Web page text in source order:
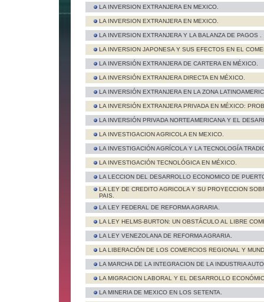
LA INVERSION EXTRANJERA EN MEXICO.
LA INVERSION EXTRANJERA EN MEXICO.
LA INVERSION EXTRANJERA Y LA BALANZA DE PAGOS .
LA INVERSION JAPONESA Y SUS EFECTOS EN EL
LA INVERSIÓN EXTRANJERA DE CARTERA EN MÉXICO.
LA INVERSIÓN EXTRANJERA DIRECTA EN MÉXICO.
LA INVERSIÓN EXTRANJERA EN LA ZONA
LA INVERSIÓN EXTRANJERA PRIVADA EN MÉXICO:
LA INVERSIÓN PRIVADA NORTEAMERICANA Y EL
LA INVESTIGACION AGRICOLA EN MEXICO.
LA INVESTIGACIÓN AGRÍCOLA Y LA TECNOLOGÍA
LA INVESTIGACIÓN TECNOLÓGICA EN MÉXICO.
LA LECCION DEL DESARROLLO ECONOMICO DE
LA LEY DE CREDITO AGRICOLA Y SU PROYECCION
PAIS.
LA LEY FEDERAL DE REFORMA AGRARIA.
LA LEY HELMS-BURTON: UN OBSTÁCULO AL LIBRE
LA LEY VENEZOLANA DE REFORMA AGRARIA.
LA LIBERACIÓN DE LOS COMERCIOS REGIONAL Y
LA MARCHA DE LA INTEGRACION DE LA INDUSTRIA
LA MIGRACION LABORAL Y EL DESARROLLO
LA MINERIA DE MEXICO EN LOS SETENTA.